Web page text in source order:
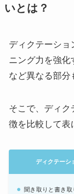
いとは？
ディクテーショ
ニング力を強化
など異なる部分
そこで、ディク
徴を比較して表
ディクテーシ
聞き取りと書き